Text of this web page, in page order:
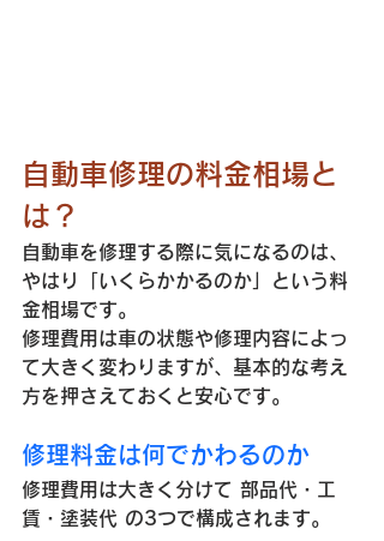
自動車修理の料金相場と
は？
自動車を修理する際に気になるのは、
やはり「いくらかかるのか」という料
金相場です。
修理費用は車の状態や修理内容によっ
て大きく変わりますが、基本的な考え
方を押さえておくと安心です。
修理料金は何でかわるのか
修理費用は大きく分けて 部品代・工
賃・塗装代 の3つで構成されます。